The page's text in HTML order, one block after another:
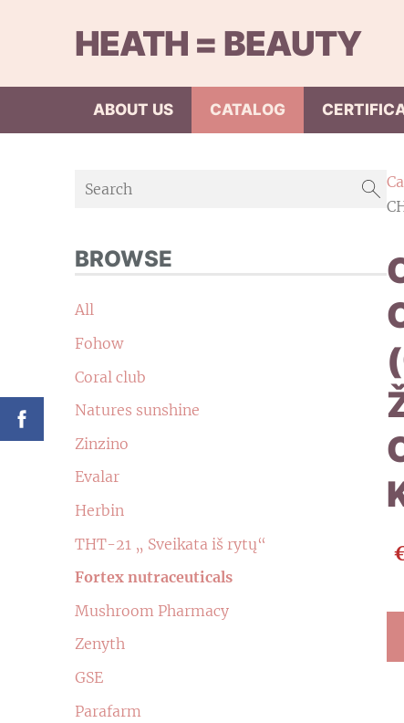
HEATH = BEAUTY
ABOUT US CATALOG
BROWSE
All
Fohow
Coral club
Natures sunshine
Zinzino
Evalar
Herbin
ТНТ-21 „ Sveikata iš rytų“
Fortex nutraceuticals
Mushroom Pharmacy
Zenyth
GSE
Parafarm